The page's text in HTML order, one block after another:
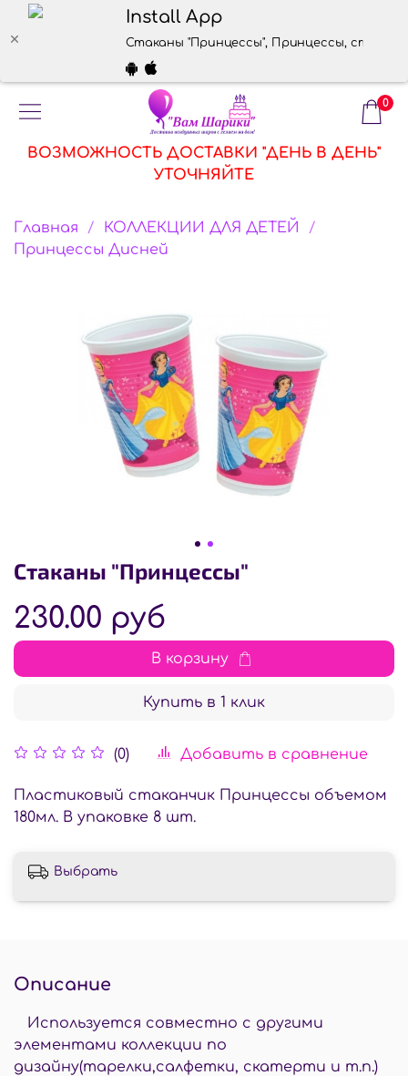
Install App
Стаканы "Принцессы", Принцессы,
0
ВОЗМОЖНОСТЬ ДОСТАВКИ "ДЕНЬ В ДЕНЬ"
УТОЧНЯЙТЕ
Главная
КОЛЛЕКЦИИ ДЛЯ ДЕТЕЙ
Принцессы Дисней
Стаканы "Принцессы"
(0) Добавить в сравнение
230.00 руб
В корзину
Купить в 1 клик
Пластиковый стаканчик Принцессы объемом
180мл. В упаковке 8 шт.
Выбрать
Описание
Используется совместно с другими
элементами коллекции по
дизайну(тарелки,салфетки, скатерти и т.п.)